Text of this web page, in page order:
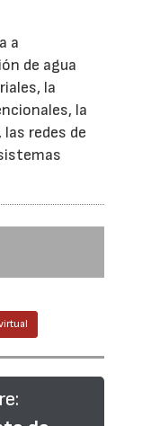
a
de agua
la
la
redes de